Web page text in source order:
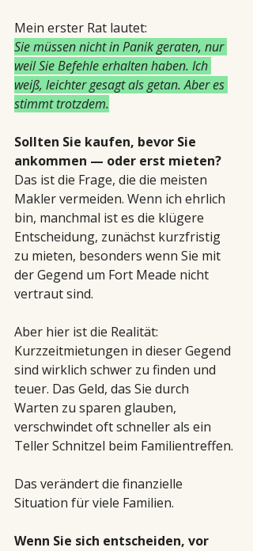
Mein erster Rat lautet:
Sie müssen nicht in Panik geraten, nur
weil Sie Befehle erhalten haben. Ich
weiß, leichter gesagt als getan. Aber es
stimmt trotzdem.
Sollten Sie kaufen, bevor Sie
ankommen — oder erst mieten?
Das ist die Frage, die die meisten
Makler vermeiden. Wenn ich ehrlich
bin, manchmal ist es die klügere
Entscheidung, zunächst kurzfristig
zu mieten, besonders wenn Sie mit
der Gegend um Fort Meade nicht
vertraut sind.
Aber hier ist die Realität:
Kurzzeitmietungen in dieser Gegend
sind wirklich schwer zu finden und
teuer. Das Geld, das Sie durch
Warten zu sparen glauben,
verschwindet oft schneller als ein
Teller Schnitzel beim Familientreffen.
Das verändert die finanzielle
Situation für viele Familien.
Wenn Sie sich entscheiden, vor